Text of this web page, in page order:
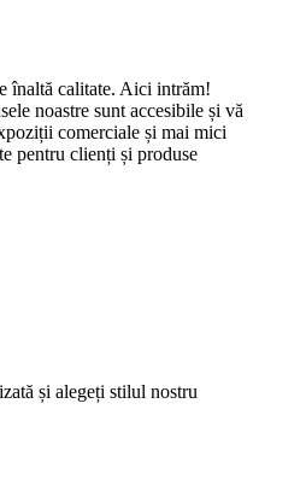
înaltă calitate. Aici intrăm!
noastre sunt accesibile și vă
comerciale și mai mici
pentru clienți și produse
și alegeți stilul nostru